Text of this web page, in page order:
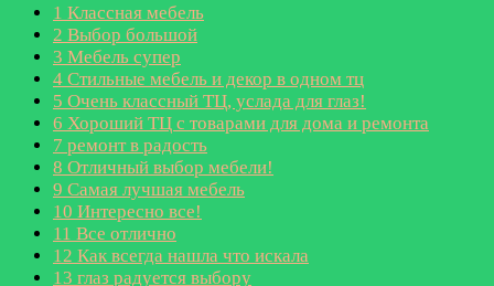
1 Классная мебель
2 Выбор большой
3 Мебель супер
4 Стильные мебель и декор в одном тц
5 Очень классный ТЦ, услада для глаз!
6 Хороший ТЦ с товарами для дома и ремонта
7 ремонт в радость
8 Отличный выбор мебели!
9 Самая лучшая мебель
10 Интересно все!
11 Все отлично
12 Как всегда нашла что искала
13 глаз радуется выбору